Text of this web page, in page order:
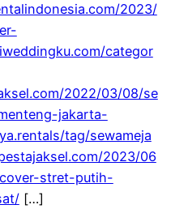
2023/
categor
2022/03/08/se
jakarta-
tag/sewameja
2023/06
stret-putih-
[…]